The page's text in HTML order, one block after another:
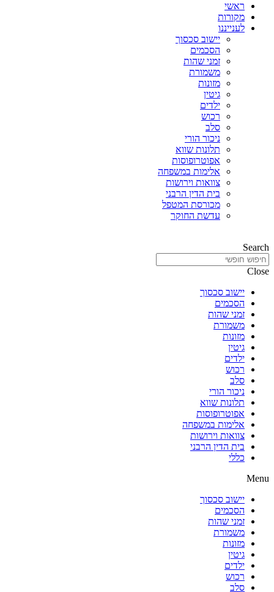
ראשי
מקורות
לענייננו
יישוב סכסוך
הסכמים
זמני שהות
משמורת
מזונות
גיטין
ילדים
רכוש
סלב
ניכור הורי
תלונות שווא
אפוטרופוסות
אלימות במשפחה
צוואות וירושות
בית הדין הרבני
מכורסת המטפל
עדשת החוקר
Search
Close
יישוב סכסוך
הסכמים
זמני שהות
משמורת
מזונות
גיטין
ילדים
רכוש
סלב
ניכור הורי
תלונות שווא
אפוטרופוסות
אלימות במשפחה
צוואות וירושות
בית הדין הרבני
כללי
Menu
יישוב סכסוך
הסכמים
זמני שהות
משמורת
מזונות
גיטין
ילדים
רכוש
סלב